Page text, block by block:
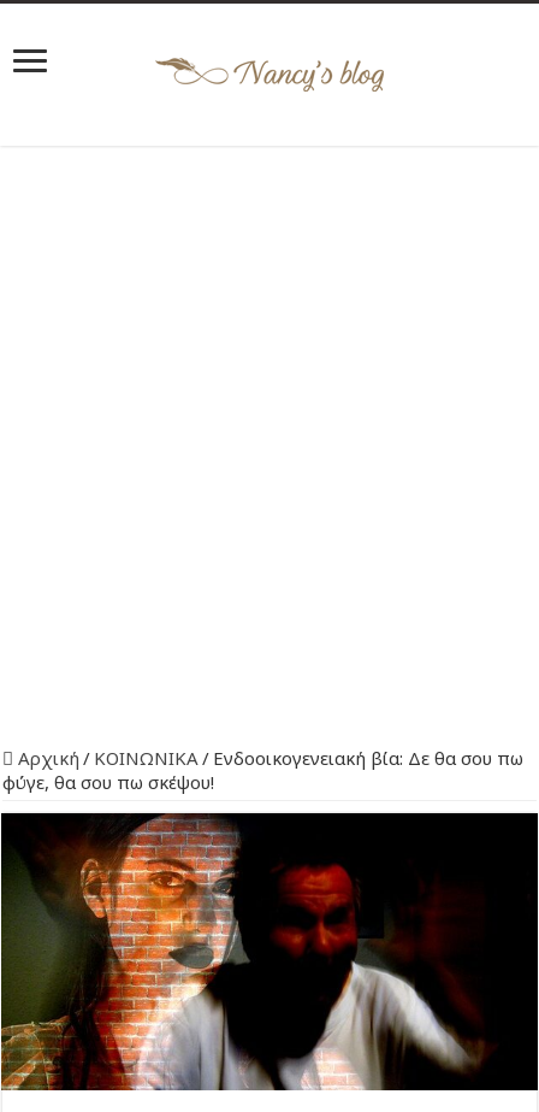
Αρχική / ΚΟΙΝΩΝΙΚΑ/ Ενδοοικογενειακή βία: Δε θα σου πω
φύγε, θα σου πω σκέψου!